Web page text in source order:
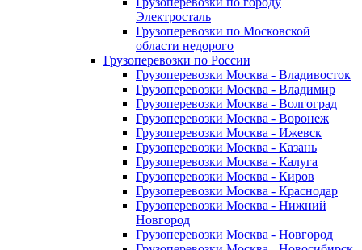
Электросталь
Грузоперевозки по Московской
области недорого
Грузоперевозки по России
Грузоперевозки Москва - Владивосток
Грузоперевозки Москва - Владимир
Грузоперевозки Москва - Волгоград
Грузоперевозки Москва - Воронеж
Грузоперевозки Москва - Ижевск
Грузоперевозки Москва - Казань
Грузоперевозки Москва - Калуга
Грузоперевозки Москва - Киров
Грузоперевозки Москва - Краснодар
Грузоперевозки Москва - Нижний
Новгород
Грузоперевозки Москва - Новгород